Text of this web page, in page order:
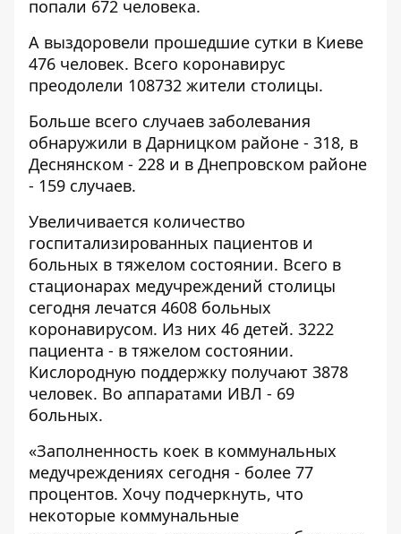
попали 672 человека.
А выздоровели прошедшие сутки в Киеве
476 человек. Всего коронавирус
преодолели 108732 жители столицы.
Больше всего случаев заболевания
обнаружили в Дарницком районе - 318, в
Деснянском - 228 и в Днепровском районе
- 159 случаев.
Увеличивается количество
госпитализированных пациентов и
больных в тяжелом состоянии. Всего в
стационарах медучреждений столицы
сегодня лечатся 4608 больных
коронавирусом. Из них 46 детей. 3222
пациента - в тяжелом состоянии.
Кислородную поддержку получают 3878
человек. Во аппаратами ИВЛ - 69
больных.
«Заполненность коек в коммунальных
медучреждениях сегодня - более 77
процентов. Хочу подчеркнуть, что
некоторые коммунальные